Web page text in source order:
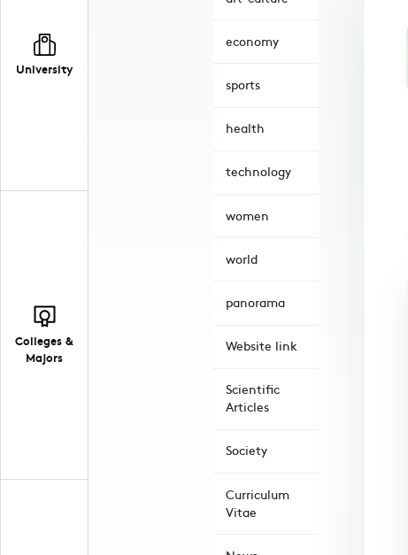
University
Colleges &
Majors
economy
sports
health
technology
women
world
panorama
Website link
Scientific
Articles
Society
Curriculum
Vitae